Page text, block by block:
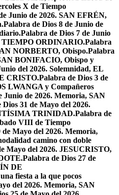
X de Tiempo
Junio de 2026. SAN EFRÉN,
Palabra de Dios 8 de Junio de
Palabra de Dios 7 de Junio
TIEMPO ORDINARIO.Palabra
NORBERTO, Obispo.Palabra
BONIFACIO, Obispo y
del 2026. Solemnidad, EL
CRISTO.Palabra de Dios 3 de
LWANGA y Compañeros
Junio de 2026. Memoria, SAN
Dios 31 de Mayo del 2026.
TRINIDAD.Palabra de
VIII de Tiempo
de Mayo del 2026. Memoria,
camino con doble
Mayo del 2026. JESUCRISTO,
Palabra de Dios 27 de
DE
fiesta a la que pocos
del 2026. Memoria, SAN